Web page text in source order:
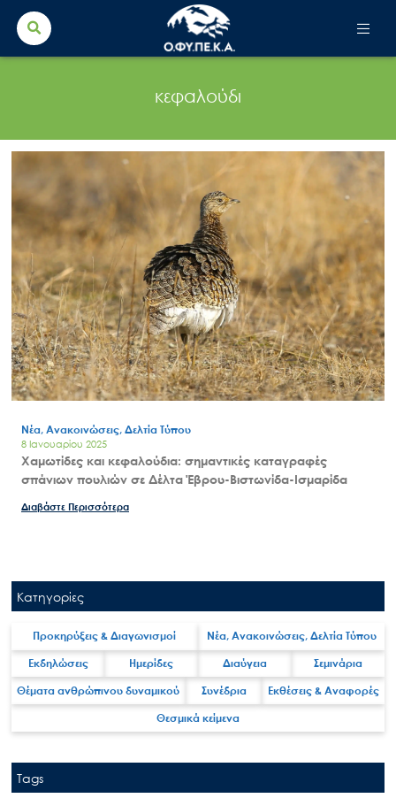
Search
for:
κεφαλούδι
Νέα, Ανακοινώσεις, Δελτία Τύπου
8 Ιανουαρίου 2025
Χαμωτίδες και κεφαλούδια: σημαντικές καταγραφές
σπάνιων πουλιών σε Δέλτα Έβρου-Βιστωνίδα-Ισμαρίδα
Διαβάστε Περισσότερα
Κατηγορίες
Προκηρύξεις & Διαγωνισμοί Νέα, Ανακοινώσεις, Δελτία Τύπου
Εκδηλώσεις Ημερίδες Διαύγεια Σεμινάρια
Θέματα ανθρώπινου δυναμικού Συνέδρια Εκθέσεις & Αναφορές
Θεσμικά κείμενα
Tags